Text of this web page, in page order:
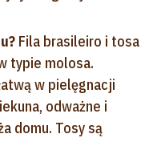
Fila brasileiro i tosa
typie molosa.
w pielęgnacji
odważne i
domu. Tosy są